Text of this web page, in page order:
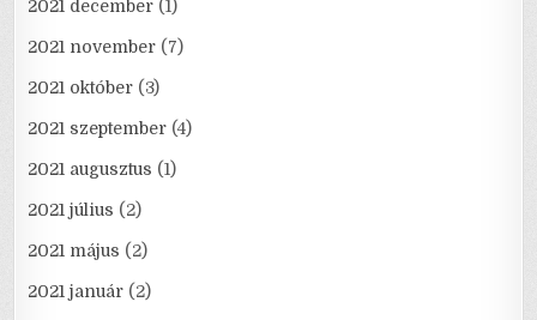
2021 december (1)
2021 november (7)
2021 október (3)
2021 szeptember (4)
2021 augusztus (1)
2021 július (2)
2021 május (2)
2021 január (2)